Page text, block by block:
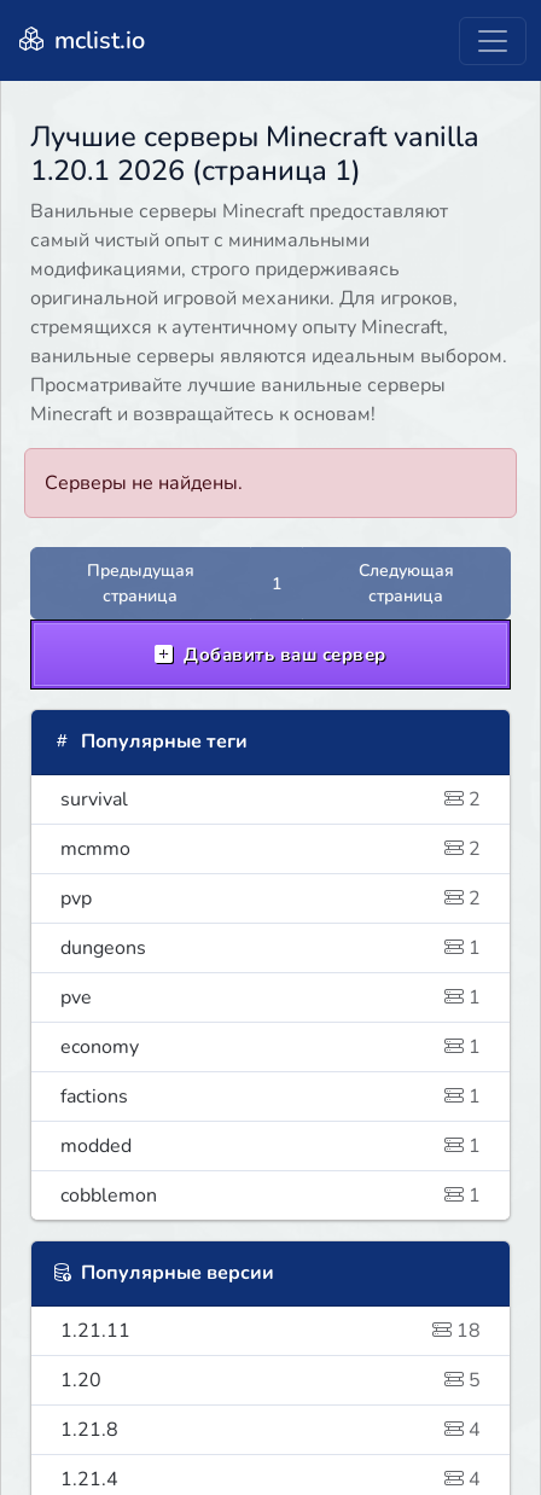
mclist.io
Лучшие серверы Minecraft vanilla
1.20.1 2026 (страница 1)
Ванильные серверы Minecraft предоставляют
самый чистый опыт с минимальными
модификациями, строго придерживаясь
оригинальной игровой механики. Для игроков,
стремящихся к аутентичному опыту Minecraft,
ванильные серверы являются идеальным выбором.
Просматривайте лучшие ванильные серверы
Minecraft и возвращайтесь к основам!
Серверы не найдены.
Предыдущая
страница
1
Следующая
страница
Добавить ваш сервер
Популярные теги
survival
2
mcmmo
2
pvp
2
dungeons
1
pve
1
economy
1
factions
1
modded
1
cobblemon
1
Популярные версии
1.21.11
18
1.20
5
1.21.8
4
1.21.4
4